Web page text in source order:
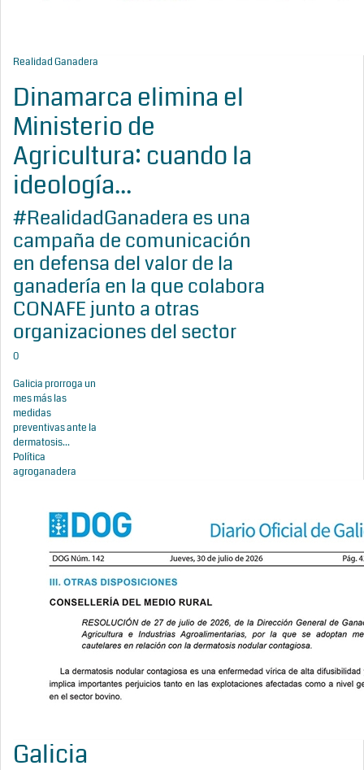
Realidad Ganadera
Dinamarca elimina el
Ministerio de
Agricultura: cuando la
ideología...
#RealidadGanadera es una
campaña de comunicación
en defensa del valor de la
ganadería en la que colabora
CONAFE junto a otras
organizaciones del sector
0
Galicia prorroga un
mes más las
medidas
preventivas ante la
dermatosis...
Política
agroganadera
Galicia